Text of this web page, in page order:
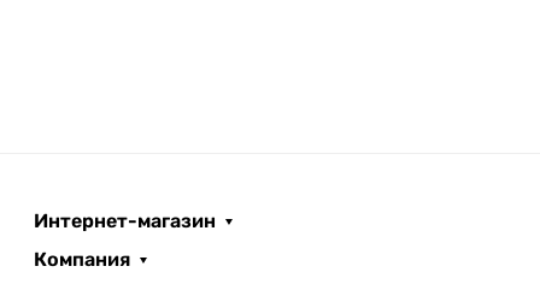
Интернет-магазин
Компания